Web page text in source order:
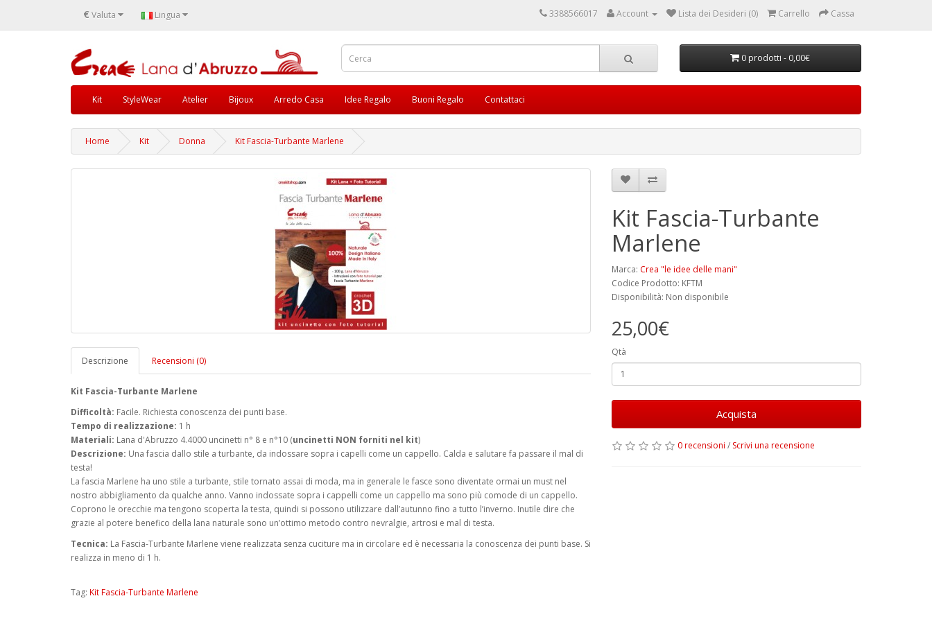
€ Valuta Lingua 3388566017 Account Lista dei Desideri (0) Carrello Cassa
0 prodotti - 0,00€
Kit StyleWear Atelier Bijoux Arredo Casa Idee Regalo Buoni Regalo Contattaci
Home Kit Donna Kit Fascia-Turbante Marlene
Descrizione Recensioni (0)
Kit Fascia-Turbante Marlene
Difficoltà: Facile. Richiesta conoscenza dei punti base.
Tempo di realizzazione: 1 h
Materiali: Lana d'Abruzzo 4.4000 uncinetti n° 8 e n°10 (uncinetti NON forniti nel kit)
Descrizione: Una fascia dallo stile a turbante, da indossare sopra i capelli come un cappello. Calda e salutare fa passare il mal di
testa!
La fascia Marlene ha uno stile a turbante, stile tornato assai di moda, ma in generale le fasce sono diventate ormai un must nel
nostro abbigliamento da qualche anno. Vanno indossate sopra i cappelli come un cappello ma sono più comode di un cappello.
Coprono le orecchie ma tengono scoperta la testa, quindi si possono utilizzare dall’autunno fino a tutto l’inverno. Inutile dire che
grazie al potere benefico della lana naturale sono un’ottimo metodo contro nevralgie, artrosi e mal di testa.
Tecnica: La Fascia-Turbante Marlene viene realizzata senza cuciture ma in circolare ed è necessaria la conoscenza dei punti base. Si
realizza in meno di 1 h.
Kit Fascia-Turbante
Marlene
Marca: Crea "le idee delle mani"
Codice Prodotto: KFTM
Disponibilità: Non disponibile
25,00€
Qtà
Acquista
0 recensioni / Scrivi una recensione
Tag: Kit Fascia-Turbante Marlene